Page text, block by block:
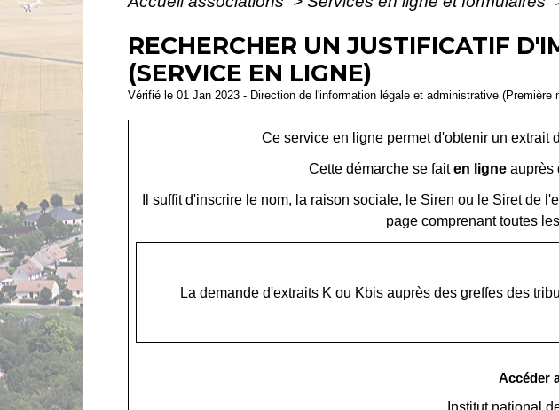
RECHERCHER UN JUSTIFICATIF
(SERVICE EN LIGNE)
Vérifié le 01 Jan 2023 - Direction de l'information légale et administrative (Première
Ce service en ligne permet d'obtenir un extrait
Cette démarche se faiten ligne auprès
Il suffit d'inscrire le nom, la raison sociale, le Siren ou le Siret de
page comprenant toutes
La demande d'extraits K ou Kbis auprès des greffes des
Accéder